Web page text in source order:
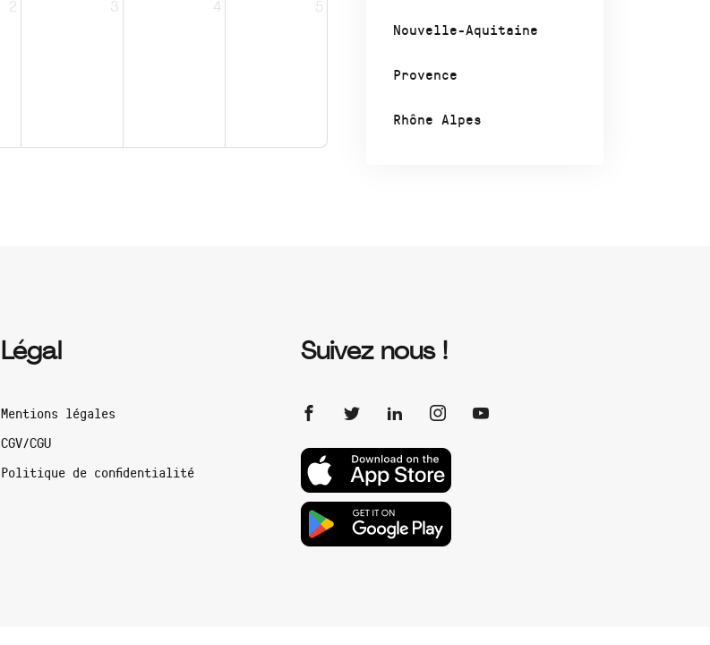
Nouvelle-Aquitaine
Provence
Rhône Alpes
2 3 4 5
Légal
Mentions légales
CGV/CGU
Politique de confidentialité
Suivez nous !